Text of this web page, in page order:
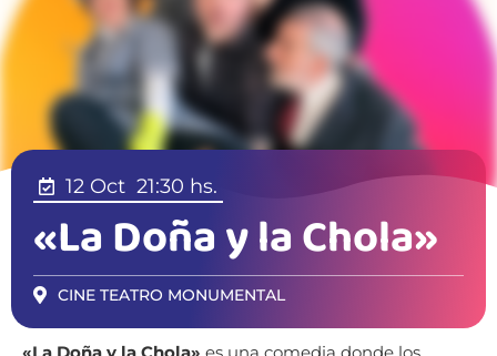
12 Oct 21:30 hs.
«La Doña y la Chola»
CINE TEATRO MONUMENTAL